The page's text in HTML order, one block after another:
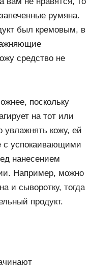
румяна.
был кремовым, в
средство не
поскольку
на тот или
увлажнять кожу, ей
с успокаивающими
нанесением
Например, можно
и сыворотку, тогда
продукт.